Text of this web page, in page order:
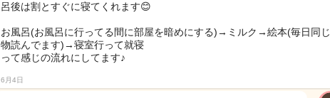
呂後は割とすぐに寝てくれます😊
お風呂(お風呂に行ってる間に部屋を暗めにする)→ミルク→絵本(毎日同じ
物読んでます)→寝室行って就寝
って感じの流れにしてます♪
6月4日